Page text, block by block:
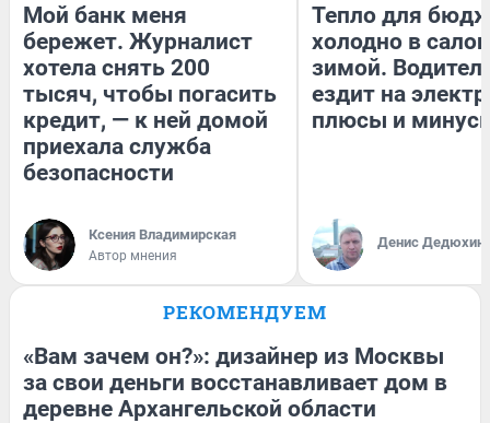
Мой банк меня
бережет. Журналист
хотела снять 200
тысяч, чтобы погасить
кредит, — к ней домой
приехала служба
безопасности
Ксения Владимирская
Автор мнения
Тепло для
холодно в
зимой.
ездит на
плюсы и
Денис Дедюхин
РЕКОМЕНДУЕМ
«Вам зачем он?»: дизайнер из Москвы
за свои деньги восстанавливает дом в
деревне Архангельской области